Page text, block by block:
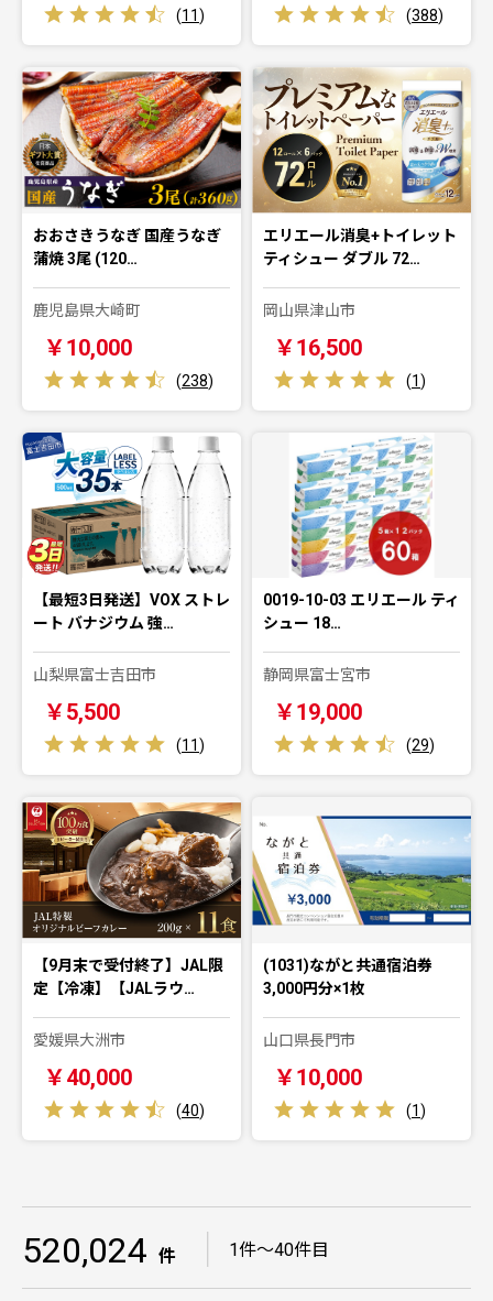
(11) (388)
おおさきうなぎ 国産うなぎ
蒲焼 3尾 (120…
鹿児島県大崎町
￥10,000
(238)
エリエール消臭+トイレット
ティシュー ダブル 72…
岡山県津山市
￥16,500
(1)
【最短3日発送】VOX ストレ
ート バナジウム 強…
山梨県富士吉田市
￥5,500
(11)
0019-10-03 エリエール ティ
シュー 18…
静岡県富士宮市
￥19,000
(29)
【9月末で受付終了】JAL限
定【冷凍】【JALラウ…
愛媛県大洲市
￥40,000
(40)
(1031)ながと共通宿泊券
3,000円分×1枚
山口県長門市
￥10,000
(1)
520,024 件 1件～40件目